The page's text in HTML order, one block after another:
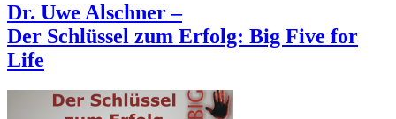
Dr. Uwe Alschner –
Der Schlüssel zum Erfolg: Big Five for
Life